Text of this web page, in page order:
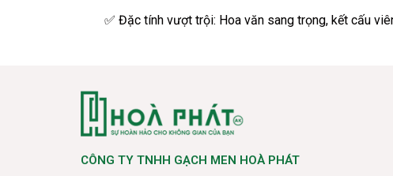
✅ Đặc tính vượt trội: Hoa văn sang trọng, kết cấu
CÔNG TY TNHH GẠCH MEN HOÀ PHÁT